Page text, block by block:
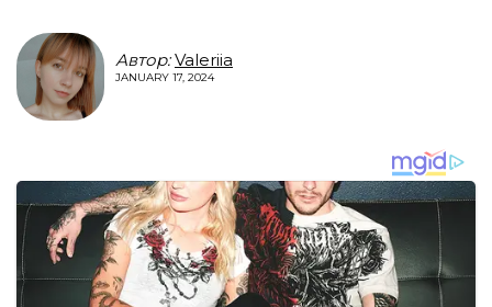
Автор: Valeriia
JANUARY 17, 2024